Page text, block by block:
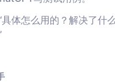
体怎么用的？解决了什